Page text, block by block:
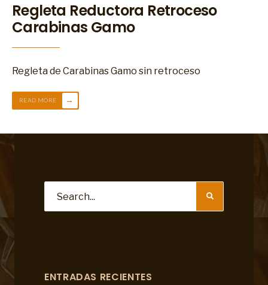
Regleta Reductora Retroceso
Carabinas Gamo
Regleta de Carabinas Gamo sin retroceso
READ MORE →
ENTRADAS RECIENTES